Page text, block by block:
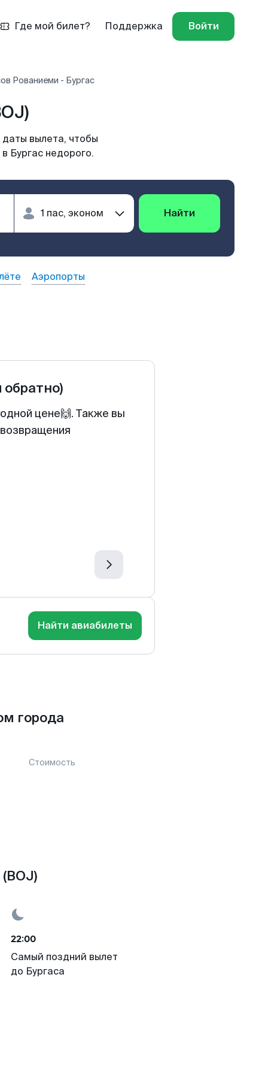
Где мой билет? Поддержка Войти
Рованиеми - Бургас
вылета, чтобы
Бургас недорого.
Найти
Аэропорты
обратно)
цене🙌. Также вы
Найти авиабилеты
города
Стоимость
22:00
Самый поздний вылет
до Бургаса